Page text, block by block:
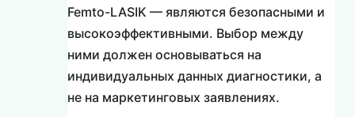
Femto-LASIK — являются безопасными и
высокоэффективными. Выбор между
ними должен основываться на
индивидуальных данных диагностики, а
не на маркетинговых заявлениях.